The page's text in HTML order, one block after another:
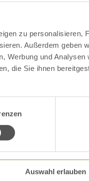
zu personalisieren,
Außerdem geben
Werbung und
die Sie ihnen
Auswahl erlauben